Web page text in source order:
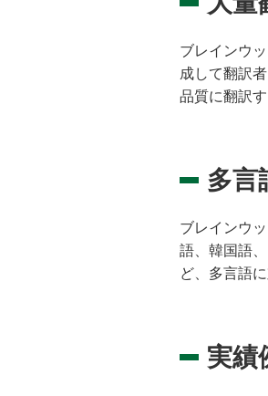
ブレインウ
成して翻訳
品質に翻訳
多言
ブレインウ
語、韓国語
ど、多言語
実績